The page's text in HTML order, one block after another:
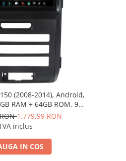
(2008-2014), Android,
RAM + 64GB ROM, 9
BGRKIT139
1.779,99 RON
inclus
IN COS